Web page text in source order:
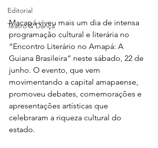
Editorial
Teatro & Dança
Macapá viveu mais um dia de intensa
programação cultural e literária no
“Encontro Literário no Amapá: A
Guiana Brasileira” neste sábado, 22 de
junho. O evento, que vem
movimentando a capital amapaense,
promoveu debates, comemorações e
apresentações artísticas que
celebraram a riqueza cultural do
estado.